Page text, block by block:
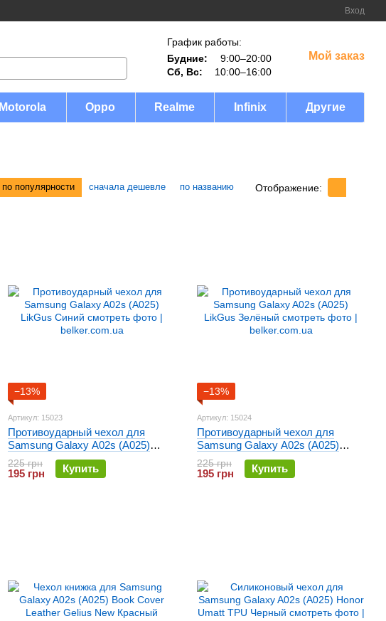
Вход
График работы:
Будние:
9:00–20:00
Сб, Вс:
10:00–16:00
Мой заказ
Motorola Oppo Realme Infinix Другие
по популярности сначала дешевле по названию Отображение:
−13%
Артикул: 15023
Противоударный чехол для
Samsung Galaxy A02s (A025)
LikGus Синий
225 грн
195 грн Купить
−13%
Артикул: 15024
Противоударный чехол для
Samsung Galaxy A02s (A025)
LikGus Зеленый
225 грн
195 грн Купить